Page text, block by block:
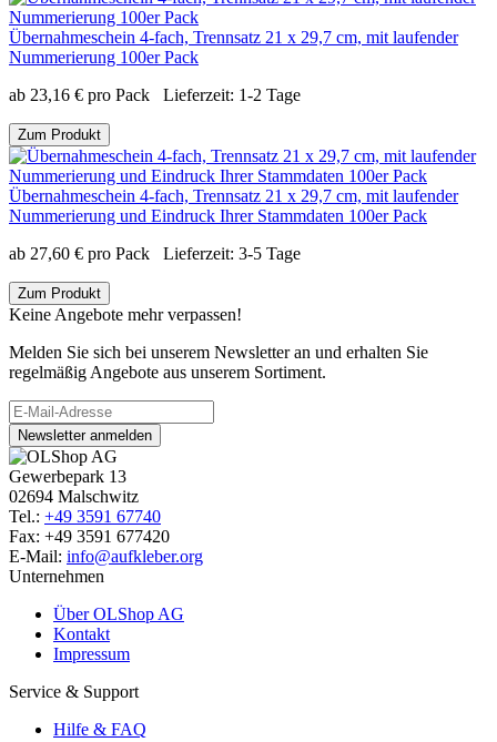
Übernahmeschein 4-fach, Trennsatz 21 x 29,7 cm, mit laufender
Nummerierung 100er Pack
ab 23,16 € pro Pack Lieferzeit: 1-2 Tage
Zum Produkt
Übernahmeschein 4-fach, Trennsatz 21 x 29,7 cm, mit laufender
Nummerierung und Eindruck Ihrer Stammdaten 100er Pack
ab 27,60 € pro Pack Lieferzeit: 3-5 Tage
Zum Produkt
Keine Angebote mehr verpassen!
Melden Sie sich bei unserem Newsletter an und erhalten Sie
regelmäßig Angebote aus unserem Sortiment.
Newsletter anmelden
Gewerbepark 13
02694 Malschwitz
Tel.: +49 3591 67740
Fax: +49 3591 677420
E-Mail: info@aufkleber.org
Unternehmen
Über OLShop AG
Kontakt
Impressum
Service & Support
Hilfe & FAQ